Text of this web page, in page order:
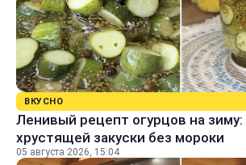
ВКУСНО
Ленивый рецепт огурцов на зиму:
хрустящей закуски без мороки
05 августа 2026, 15:04